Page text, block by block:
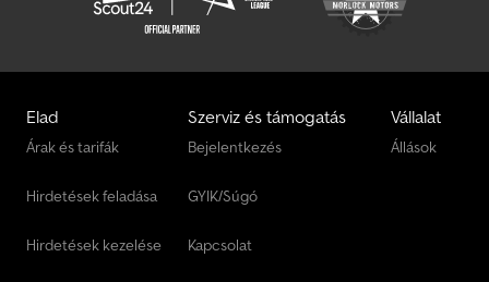
Elad
Árak és tarifák
Hirdetések feladása
Hirdetések kezelése
Szerviz és támogatás
Bejelentkezés
GYIK/Súgó
Kapcsolat
Vállalat
Állások